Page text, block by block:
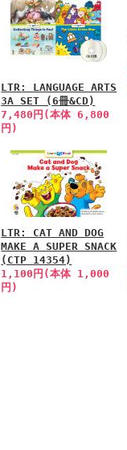
LTR: LANGUAGE ARTS
3A SET (6冊&CD)
7,480円(本体 6,800
円)
LTR: CAT AND DOG
MAKE A SUPER SNACK
(CTP 14354)
1,100円(本体 1,000
円)